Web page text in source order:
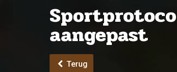
aangepast
Terug